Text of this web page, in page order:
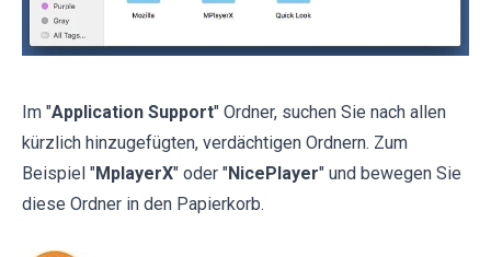
Im "Application Support" Ordner, suchen Sie nach allen
kürzlich hinzugefügten, verdächtigen Ordnern. Zum
Beispiel "MplayerX" oder "NicePlayer" und bewegen Sie
diese Ordner in den Papierkorb.